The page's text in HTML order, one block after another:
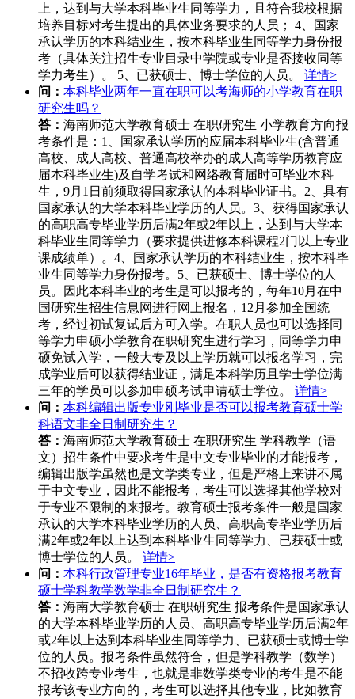
上，达到与大学本科毕业生同等学力，且符合我校根据
培养目标对考生提出的具体业务要求的人员； 4、国家
承认学历的本科结业生，按本科毕业生同等学力身份报
考（具体关注招生专业目录中学院或专业是否接收同等
学力考生）。 5、已获硕士、博士学位的人员。 详情>
问： 本科毕业两年一直在职可以考海师的小学教育在职
研究生吗？
答： 海南师范大学教育硕士 在职研究生 小学教育方向报
考条件是：1、国家承认学历的应届本科毕业生(含普通
高校、成人高校、普通高校举办的成人高等学历教育应
届本科毕业生)及自学考试和网络教育届时可毕业本科
生，9月1日前须取得国家承认的本科毕业证书。2、具有
国家承认的大学本科毕业学历的人员。3、获得国家承认
的高职高专毕业学历后满2年或2年以上，达到与大学本
科毕业生同等学力（要求提供进修本科课程2门以上专业
课成绩单）。4、国家承认学历的本科结业生，按本科毕
业生同等学力身份报考。5、已获硕士、博士学位的人
员。因此本科毕业的考生是可以报考的，每年10月在中
国研究生招生信息网进行网上报名，12月参加全国统
考，经过初试复试后方可入学。在职人员也可以选择同
等学力申硕小学教育在职研究生进行学习，同等学力申
硕免试入学，一般大专及以上学历就可以报名学习，完
成学业后可以获得结业证，满足本科学历且学士学位满
三年的学员可以参加申硕考试申请硕士学位。 详情>
问： 本科编辑出版专业刚毕业是否可以报考教育硕士学
科语文非全日制研究生？
答： 海南师范大学教育硕士 在职研究生 学科教学（语
文）招生条件中要求考生是中文专业毕业的才能报考，
编辑出版学虽然也是文学类专业，但是严格上来讲不属
于中文专业，因此不能报考，考生可以选择其他学校对
于专业不限制的来报考。教育硕士报考条件一般是国家
承认的大学本科毕业学历的人员、高职高专毕业学历后
满2年或2年以上达到本科毕业生同等学力、已获硕士或
博士学位的人员。 详情>
问： 本科行政管理专业16年毕业，是否有资格报考教育
硕士学科教学数学非全日制研究生？
答： 海南大学教育硕士 在职研究生 报考条件是国家承认
的大学本科毕业学历的人员、高职高专毕业学历后满2年
或2年以上达到本科毕业生同等学力、已获硕士或博士学
位的人员。报考条件虽然符合，但是学科教学（数学）
不招收跨专业考生，也就是非数学类专业的考生是不能
报考该专业方向的，考生可以选择其他专业，比如教育